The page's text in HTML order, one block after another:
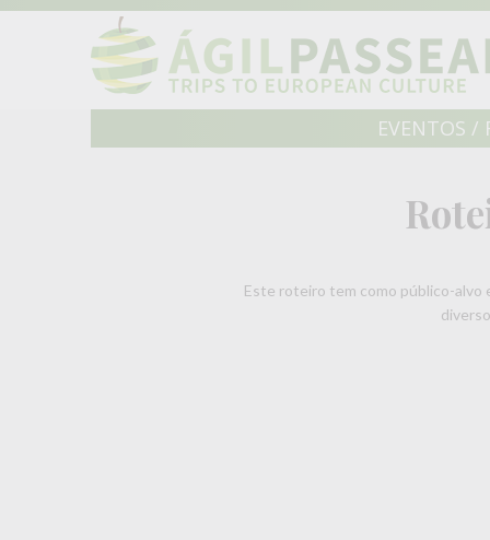
EVENTOS /
Este roteiro tem como público-alvo